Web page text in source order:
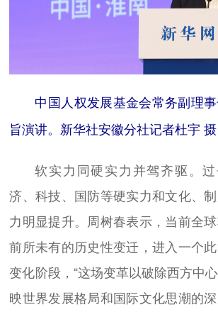
中国人权发展基金会常务副理
旨演讲。新华社安徽分社记者杜宇 摄
软实力同硬实力并驾齐驱。
济、科技、国防等硬实力和文化、
力明显提升。周树春表示，当前全
前所未有的历史性变迁，进入一个
变化阶段，“这场变革以破除西方中
映世界发展格局和国际文化思潮的